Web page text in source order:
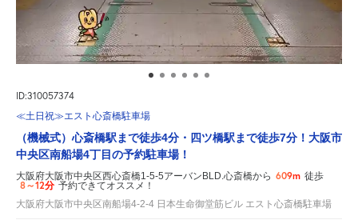
ID:310057374
≪土日祝≫エスト心斎橋駐車場
（機械式）心斎橋駅まで徒歩4分・四ツ橋駅まで徒歩7分！大阪市
中央区南船場4丁目の予約駐車場！
大阪府大阪市中央区西心斎橋1-5-5アーバンBLD.心斎橋から 609m 徒歩
8～12分 予約できてオススメ！
大阪府大阪市中央区南船場4-2-4 日本生命御堂筋ビル エスト心斎橋駐車場